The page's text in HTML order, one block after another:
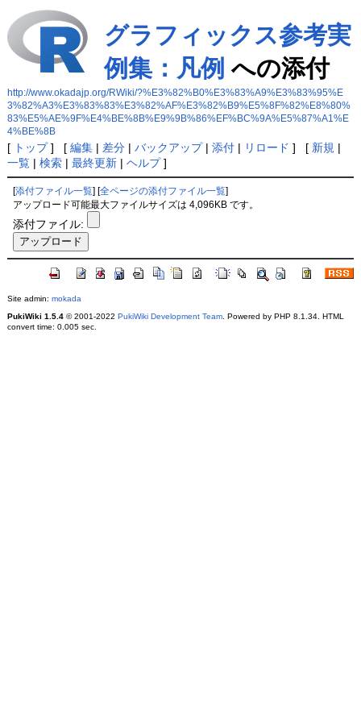
グラフィックス参考実
例集：凡例 への添付
http://www.okadajp.org/RWiki/?%E3%82%B0%E3%83%A9%E3%83%95%E
3%82%A3%E3%83%83%E3%82%AF%E3%82%B9%E5%8F%82%E8%80%
83%E5%AE%9F%E4%BE%8B%E9%9B%86%EF%BC%9A%E5%87%A1%E
4%BE%8B
[ トップ] [ 編集| 差分| バックアップ| 添付| リロード ] [ 新規 |
一覧| 検索| 最終更新| ヘルプ]
[添付ファイル一覧 ] [全ページの添付ファイル一覧
アップロード可能最大ファイルサイズは 4,096KB です。
添付ファイル:
Site admin: mokada
PukiWiki 1.5.4© 2001-2022 PukiWiki Development Team. Powered by PHP 8.1.34. HTML
convert time: 0.005 sec.